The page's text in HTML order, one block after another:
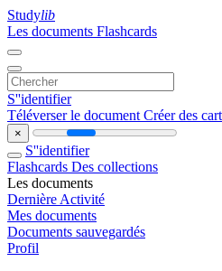
Studylib
Les documents Flashcards
S''identifier
Téléverser le document Créer des
×
S''identifier
Flashcards Des collections
Les documents
Dernière Activité
Mes documents
Documents sauvegardés
Profil